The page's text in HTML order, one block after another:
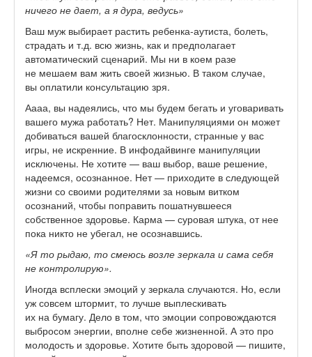
ничего не дает, а я дура, ведусь»
Ваш муж выбирает растить ребенка-аутиста, болеть,
страдать и т.д. всю жизнь, как и предполагает
автоматический сценарий. Мы ни в коем разе
не мешаем вам жить своей жизнью. В таком случае,
вы оплатили консультацию зря.
Аааа, вы надеялись, что мы будем бегать и уговаривать
вашего мужа работать? Нет. Манипуляциями он может
добиваться вашей благосклонности, странные у вас
игры, не искренние. В инфодайвинге манипуляции
исключены. Не хотите — ваш выбор, ваше решение,
надеемся, осознанное. Нет — приходите в следующей
жизни со своими родителями за новым витком
осознаний, чтобы поправить пошатнувшееся
собственное здоровье. Карма — суровая штука, от нее
пока никто не убегал, не осознавшись.
«Я то рыдаю, то смеюсь возле зеркала и сама себя
не контролирую».
Иногда всплески эмоций у зеркала случаются. Но, если
уж совсем штормит, то лучше выплескивать
их на бумагу. Дело в том, что эмоции сопровождаются
выбросом энергии, вполне себе жизненной. А это про
молодость и здоровье. Хотите быть здоровой — пишите,